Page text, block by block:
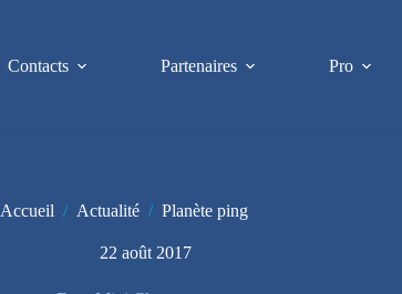
Contacts Partenaires Pro
Accueil / Actualité / Planète ping
22 août 2017